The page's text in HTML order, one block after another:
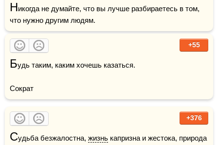
Никогда не думайте, что вы лучше разбираетесь в том,
что нужно другим людям.
+55
Будь таким, каким хочешь казаться.
Сократ
+376
Судьба безжалостна, жизнь капризна и жестока, природа